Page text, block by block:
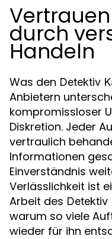
durch
Handeln
Was den Detektiv
Anbietern
kompromissloser
Diskretion. Jeder
vertraulich
Informationen
Einverständnis
Verlässlichkeit ist
Arbeit des Detektiv
warum so viele
wieder für ihn